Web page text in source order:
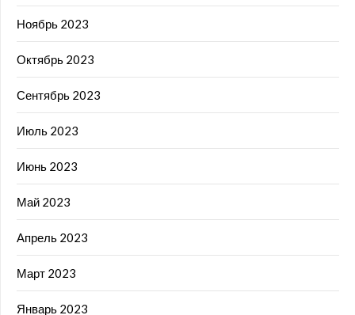
Ноябрь 2023
Октябрь 2023
Сентябрь 2023
Июль 2023
Июнь 2023
Май 2023
Апрель 2023
Март 2023
Январь 2023